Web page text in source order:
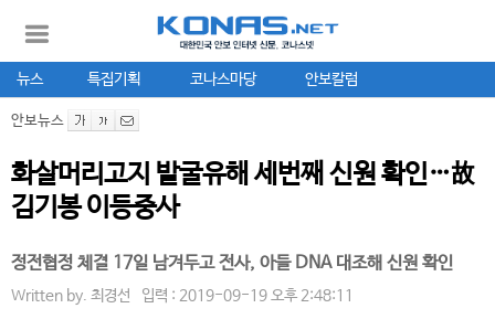
뉴스 특집기획 코나스마당 안보칼럼
안보뉴스
화살머리고지 발굴유해 세번째 신원 확인…故
김기봉 이등중사
정전협정 체결 17일 남겨두고 전사, 아들 DNA 대조해 신원 확인
Written by. 최경선 입력 : 2019-09-19 오후 2:48:11